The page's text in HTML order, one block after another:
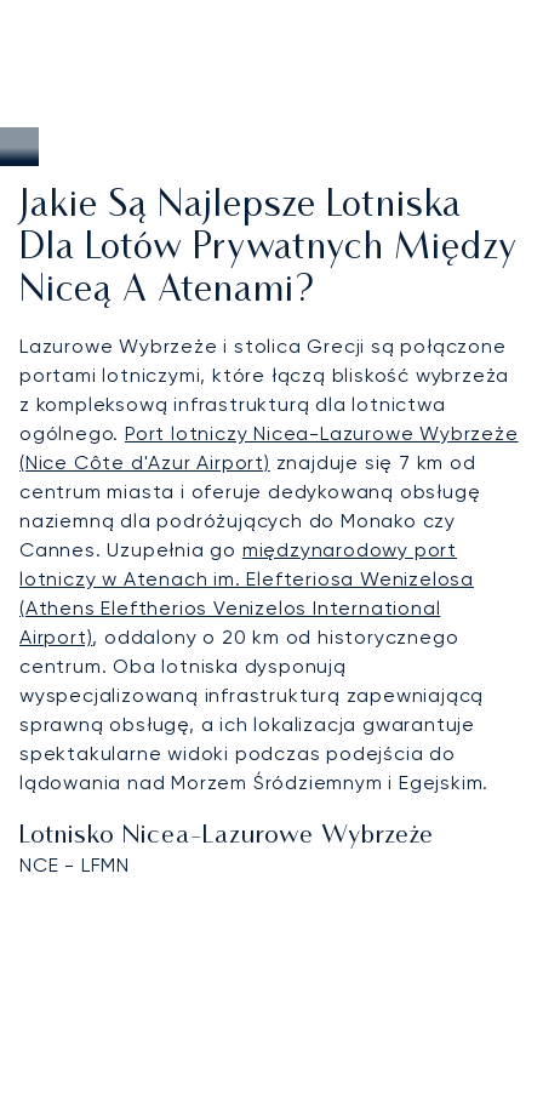
Jakie Są Najlepsze Lotniska
Dla Lotów Prywatnych Między
Niceą A Atenami?
Lazurowe Wybrzeże i stolica Grecji są połączone
portami lotniczymi, które łączą bliskość wybrzeża
z kompleksową infrastrukturą dla lotnictwa
ogólnego.Port lotniczy Nicea-Lazurowe Wybrzeże
(Nice Côte d'Azur Airport) znajduje się 7 km od
centrum miasta i oferuje dedykowaną obsługę
naziemną dla podróżujących do Monako czy
Cannes. Uzupełnia go międzynarodowy port
lotniczy w Atenach im. Elefteriosa Wenizelosa
(Athens Eleftherios Venizelos International
Airport), oddalony o 20 km od historycznego
centrum. Oba lotniska dysponują
wyspecjalizowaną infrastrukturą zapewniającą
sprawną obsługę, a ich lokalizacja gwarantuje
spektakularne widoki podczas podejścia do
lądowania nad Morzem Śródziemnym i Egejskim.
Lotnisko Nicea-Lazurowe Wybrzeże
NCE - LFMN